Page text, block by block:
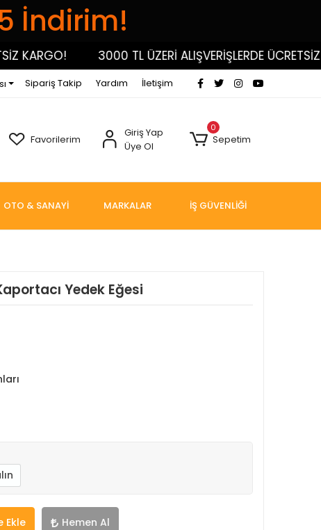
İndirim!
3000 TL ÜZERİ ALIŞVERİŞLERDE ÜCRETSİZ
Sipariş Takip Yardım İletişim
Favorilerim
Giriş Yap
Üye Ol
0
Sepetim
OTO & SANAYİ MARKALAR İŞ GÜVENLİĞİ
Yedek Eğesi
Ekle Hemen Al